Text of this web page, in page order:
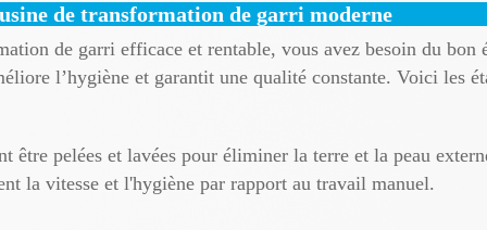
de transformation de garri moderne
de garri efficace et rentable, vous avez besoin du
l’hygiène et garantit une qualité constante. Voici les
être pelées et lavées pour éliminer la terre et la peau
la vitesse et l'hygiène par rapport au travail manuel.